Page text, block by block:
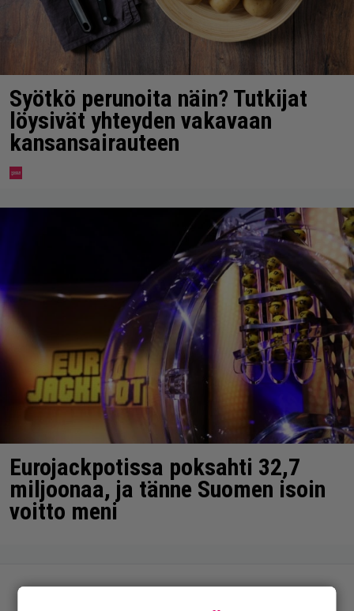
Syötkö perunoita näin? Tutkijat
löysivät yhteyden vakavaan
kansansairauteen
Eurojackpotissa poksahti 32,7
miljoonaa, ja tänne Suomen isoin
voitto meni